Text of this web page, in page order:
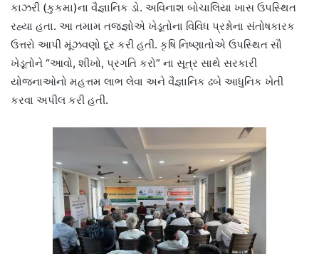
કાઝરી (કુકમા)ના વૈજ્ઞાનિક ડો. અવિનાશ બોચાલિયા ખાસ ઉપસ્થિત
રહ્યા હતા. આ તમામ તજજ્ઞોએ ખેડૂતોના વિવિધ પ્રશ્નોના સંતોષકારક
ઉત્તરો આપી મૂંઝવણો દૂર કરી હતી. કૃષિ નિષ્ણાતોએ ઉપસ્થિત સૌ
ખેડૂતોને “આવો, શીખો, પ્રગતિ કરો” ના સૂત્ર સાથે સરકારી
યોજનાઓનો મહત્તમ લાભ લેવા અને વૈજ્ઞાનિક ઢબે આધુનિક ખેતી
કરવા અપીલ કરી હતી.